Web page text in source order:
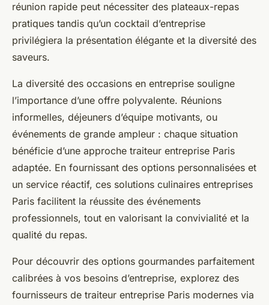
réunion rapide peut nécessiter des plateaux-repas
pratiques tandis qu’un cocktail d’entreprise
privilégiera la présentation élégante et la diversité des
saveurs.
La diversité des occasions en entreprise souligne
l’importance d’une offre polyvalente. Réunions
informelles, déjeuners d’équipe motivants, ou
événements de grande ampleur : chaque situation
bénéficie d’une approche traiteur entreprise Paris
adaptée. En fournissant des options personnalisées et
un service réactif, ces solutions culinaires entreprises
Paris facilitent la réussite des événements
professionnels, tout en valorisant la convivialité et la
qualité du repas.
Pour découvrir des options gourmandes parfaitement
calibrées à vos besoins d’entreprise, explorez des
fournisseurs de traiteur entreprise Paris modernes via